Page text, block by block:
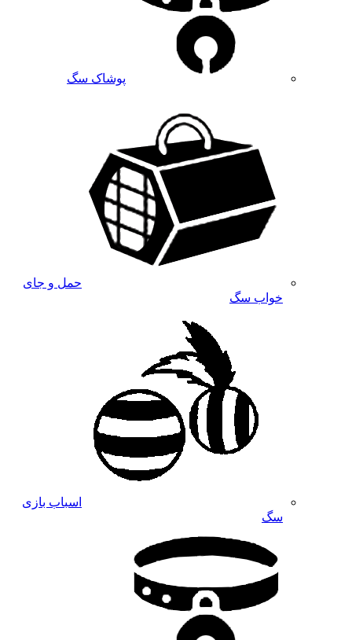
پوشاک سگ
حمل و جای
خواب سگ
اسباب بازی
سگ